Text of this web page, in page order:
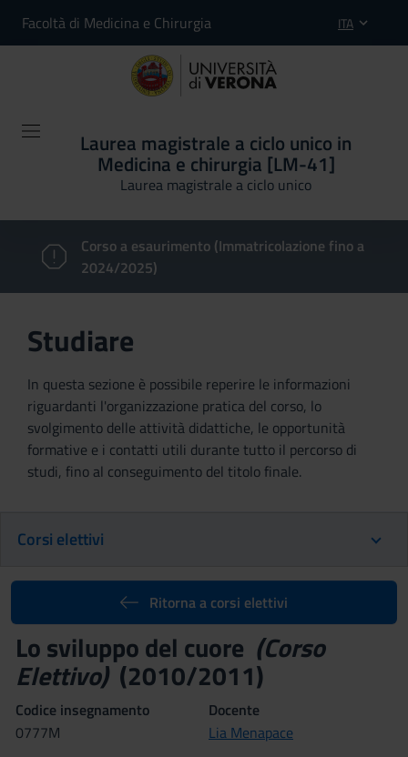
Facoltà di Medicina e Chirurgia ITA
Laurea magistrale a ciclo unico in
Medicina e chirurgia [LM-41]
Laurea magistrale a ciclo unico
Corso a esaurimento (Immatricolazione fino a
2024/2025)
Studiare
In questa sezione è possibile reperire le informazioni
riguardanti l'organizzazione pratica del corso, lo
svolgimento delle attività didattiche, le opportunità
formative e i contatti utili durante tutto il percorso di
studi, fino al conseguimento del titolo finale.
Corsi elettivi
Ritorna a corsi elettivi
Lo sviluppo del cuore (Corso
Elettivo)(2010/2011)
Codice insegnamento
0777M
Docente
Lia Menapace